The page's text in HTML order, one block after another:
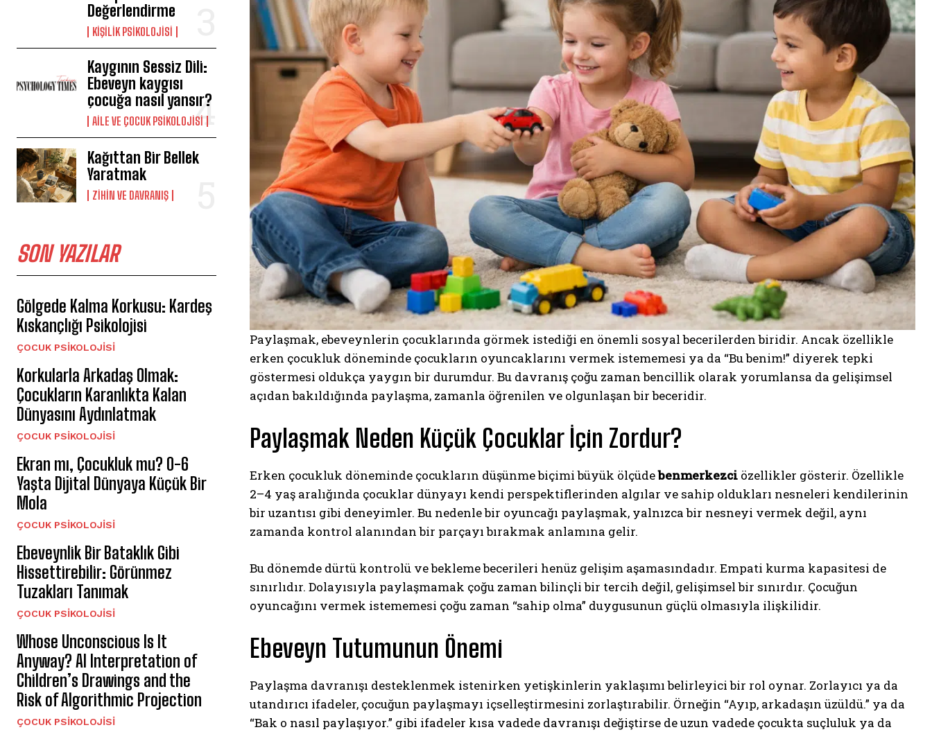
Değerlendirme
KIŞILIK PSIKOLOJISI
Kaygının Sessiz Dili:
Ebeveyn kaygısı
çocuğa nasıl yansır?
AILE VE ÇOCUK PSIKOLOJISI
Kağıttan Bir Bellek
Yaratmak
⁠ZIHIN VE DAVRANIŞ
SON YAZILAR
Gölgede Kalma Korkusu: Kardeş
Kıskançlığı Psikolojisi
ÇOCUK PSIKOLOJISI
Korkularla Arkadaş Olmak:
Çocukların Karanlıkta Kalan
Dünyasını Aydınlatmak
ÇOCUK PSIKOLOJISI
Ekran mı, Çocukluk mu? 0-6
Yaşta Dijital Dünyaya Küçük Bir
Mola
ÇOCUK PSIKOLOJISI
Ebeveynlik Bir Bataklık Gibi
Hissettirebilir: Görünmez
Tuzakları Tanımak
ÇOCUK PSIKOLOJISI
Whose Unconscious Is It
Anyway? AI Interpretation of
Children’s Drawings and the
Risk of Algorithmic Projection
ÇOCUK PSIKOLOJISI
Paylaşmak, ebeveynlerin çocuklarında görmek istediği en önemli sosyal becerilerden biridir. Ancak özellikle
erken çocukluk döneminde çocukların oyuncaklarını vermek istememesi ya da “Bu benim!” diyerek tepki
göstermesi oldukça yaygın bir durumdur. Bu davranış çoğu zaman bencillik olarak yorumlansa da gelişimsel
açıdan bakıldığında paylaşma, zamanla öğrenilen ve olgunlaşan bir beceridir.
Paylaşmak Neden Küçük Çocuklar İçin Zordur?
Erken çocukluk döneminde çocukların düşünme biçimi büyük ölçüdebenmerkezci özellikler gösterir. Özellikle
2–4 yaş aralığında çocuklar dünyayı kendi perspektiflerinden algılar ve sahip oldukları nesneleri kendilerinin
bir uzantısı gibi deneyimler. Bu nedenle bir oyuncağı paylaşmak, yalnızca bir nesneyi vermek değil, aynı
zamanda kontrol alanından bir parçayı bırakmak anlamına gelir.
Bu dönemde dürtü kontrolü ve bekleme becerileri henüz gelişim aşamasındadır. Empati kurma kapasitesi de
sınırlıdır. Dolayısıyla paylaşmamak çoğu zaman bilinçli bir tercih değil, gelişimsel bir sınırdır. Çocuğun
oyuncağını vermek istememesi çoğu zaman “sahip olma” duygusunun güçlü olmasıyla ilişkilidir.
Ebeveyn Tutumunun Önemi
Paylaşma davranışı desteklenmek istenirken yetişkinlerin yaklaşımı belirleyici bir rol oynar. Zorlayıcı ya da
utandırıcı ifadeler, çocuğun paylaşmayı içselleştirmesini zorlaştırabilir. Örneğin “Ayıp, arkadaşın üzüldü.” ya da
“Bak o nasıl paylaşıyor.” gibi ifadeler kısa vadede davranışı değiştirse de uzun vadede çocukta suçluluk ya da